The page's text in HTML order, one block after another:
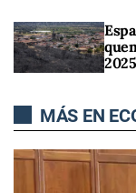
2025
MÁS EN